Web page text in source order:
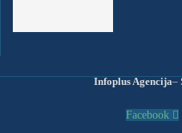
Infoplus Agencija–
Facebook